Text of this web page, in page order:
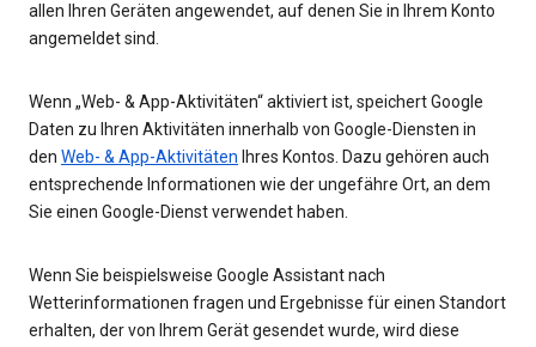
allen Ihren Geräten angewendet, auf denen Sie in Ihrem Konto
angemeldet sind.
Wenn „Web- & App-Aktivitäten“ aktiviert ist, speichert Google
Daten zu Ihren Aktivitäten innerhalb von Google-Diensten in
den Web- & App-Aktivitäten Ihres Kontos. Dazu gehören auch
entsprechende Informationen wie der ungefähre Ort, an dem
Sie einen Google-Dienst verwendet haben.
Wenn Sie beispielsweise Google Assistant nach
Wetterinformationen fragen und Ergebnisse für einen Standort
erhalten, der von Ihrem Gerät gesendet wurde, wird diese